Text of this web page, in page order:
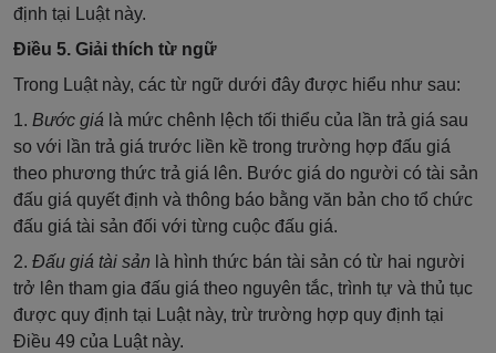
định tại Luật này.
Điều 5. Giải thích từ ngữ
Trong Luật này, các từ ngữ dưới đây được hiểu như sau:
1. Bước giá là mức chênh lệch tối thiểu của lần trả giá sau
so với lần trả giá trước liền kề trong trường hợp đấu giá
theo phương thức trả giá lên. Bước giá do người có tài sản
đấu giá quyết định và thông báo bằng văn bản cho tổ chức
đấu giá tài sản đối với từng cuộc đấu giá.
2. Đấu giá tài sản là hình thức bán tài sản có từ hai người
trở lên tham gia đấu giá theo nguyên tắc, trình tự và thủ tục
được quy định tại Luật này, trừ trường hợp quy định tại
Điều 49 của Luật này.